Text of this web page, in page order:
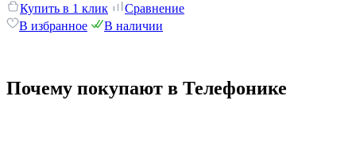
Купить в 1 клик
Сравнение
В избранное
В наличии
Почему покупают в Телефонике